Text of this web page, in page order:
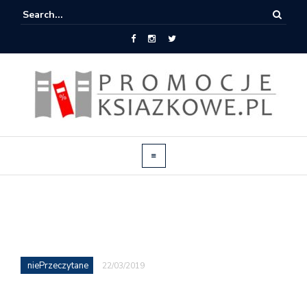
niePrzeczytane 22/03/2019